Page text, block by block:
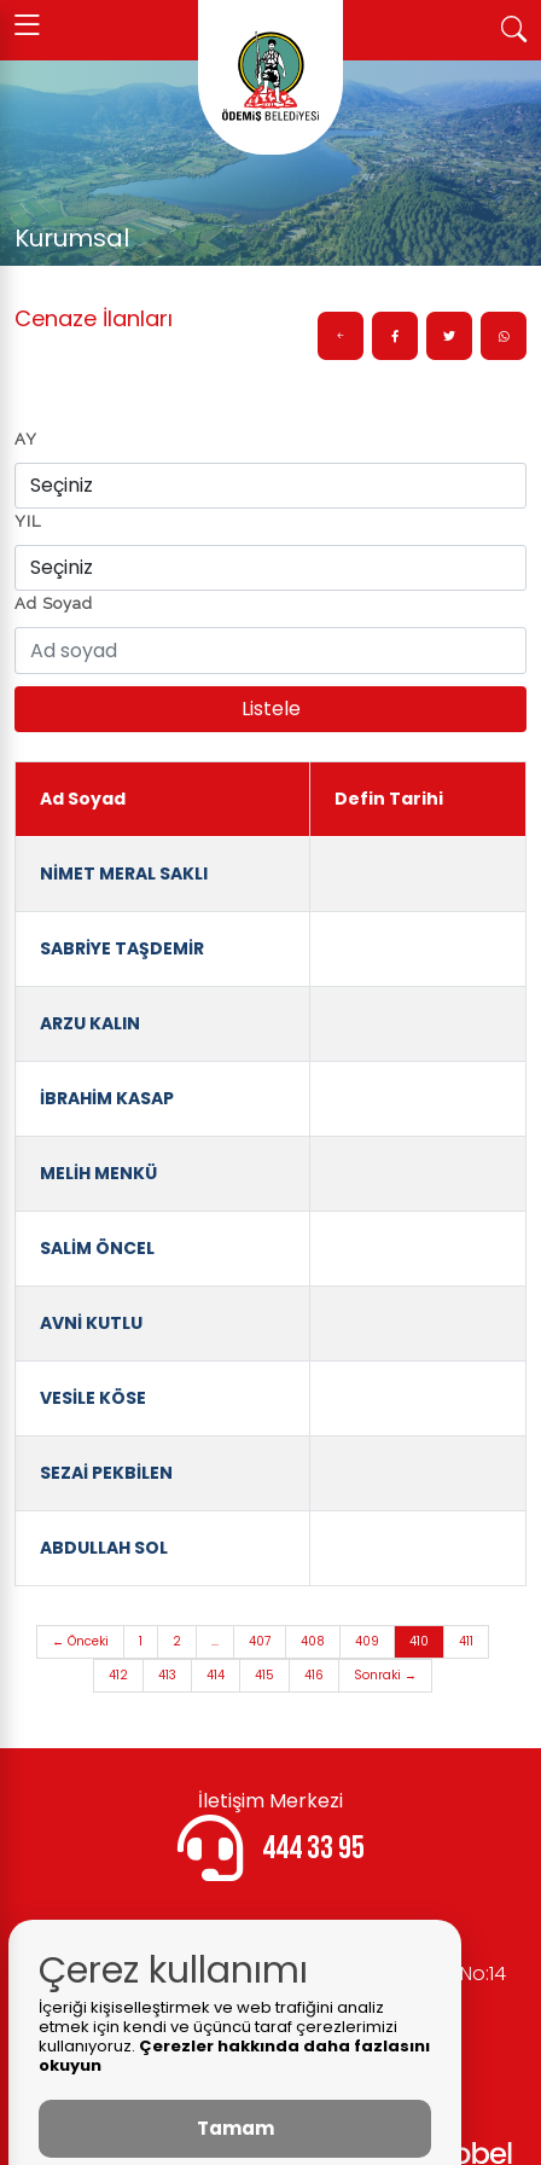
Kurumsal
Cenaze İlanları
AY
YIL
Ad Soyad
Ad Soyad Defin Tarihi
NİMET MERAL SAKLI
SABRİYE TAŞDEMİR
ARZU KALIN
İBRAHİM KASAP
MELİH MENKÜ
SALİM ÖNCEL
AVNİ KUTLU
VESİLE KÖSE
SEZAİ PEKBİLEN
ABDULLAH SOL
← Önceki 1 2 ... 407 408 409 410
411
412
413 414 415 416 Sonraki →
İletişim Merkezi
444 33 95
Belediye Adresi:
Cumhuriyet Mh. Atatürk Cd. No:14
Ödemiş / İZMİR
Fax:(0 232) 545 12 69
Çerez kullanımı
İçeriği kişiselleştirmek ve web trafiğini analiz
etmek için kendi ve üçüncü taraf çerezlerimizi
kullanıyoruz. Çerezler hakkında daha fazlasını
okuyun
Tamam